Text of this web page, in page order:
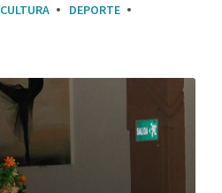
CULTURA
DEPORTE